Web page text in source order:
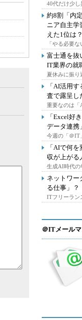
40代だけ少し
約8割「内
ニア自主学
えた1位は？
「やる必要
富士通を
IT業界の就
夏休みに振り
「AI活用
査で露呈し
重要なのは「
「Excel好
データ連携
今週の「＠IT
「AIで何
収が上がる
生成AI時代の
ネットワー
る仕事」
ITフリーラン
＠ITメール